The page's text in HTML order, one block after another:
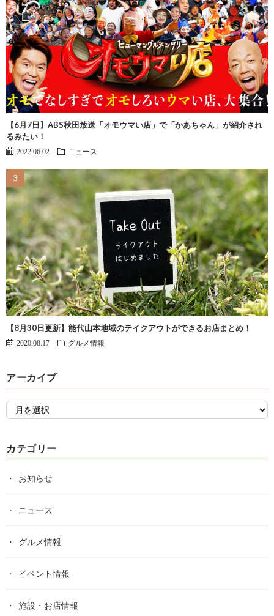
【6月7日】ABS秋田放送「オモウマい店」で「かあちゃん」が紹介され
るみたい！
2022.06.02 ニュース
【8月30日更新】能代山本地域のテイクアウトができるお店まとめ！
2020.08.17 グルメ情報
アーカイブ
カテゴリー
お知らせ
ニュース
グルメ情報
イベント情報
施設・お店情報